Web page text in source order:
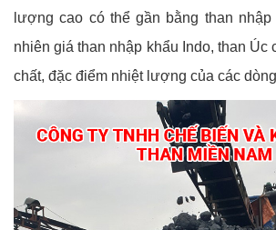
lượng cao có thể gần bằng than
nhiên giá than nhập khẩu Indo, than Úc
chất, đặc điểm nhiệt lượng của các